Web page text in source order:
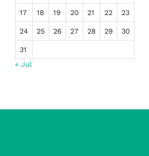
17 18 19 20 21 22 23
24 25 26 27 28 29 30
31
« Jul